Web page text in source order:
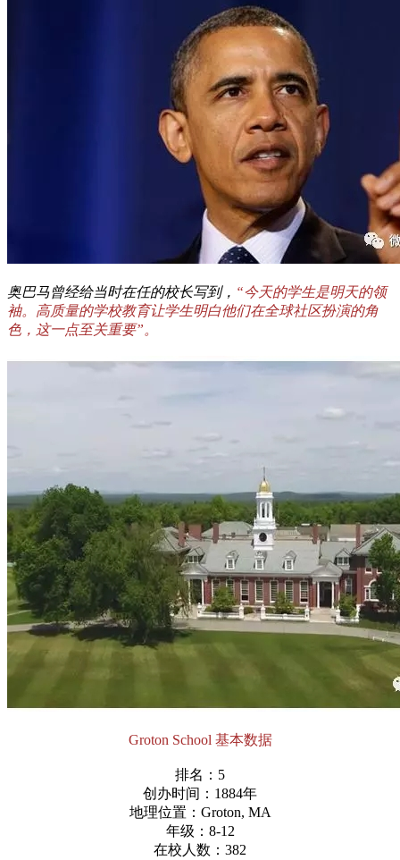
奥巴马曾经给当时在任的校长写到， “今天的学生是明天的领
袖。高质量的学校教育让学生明白他们在全球社区扮演的角
色，这一点至关重要”。
Groton School 基本数据
排名：5
创办时间：1884年
地理位置：Groton, MA
年级：8-12
在校人数：382